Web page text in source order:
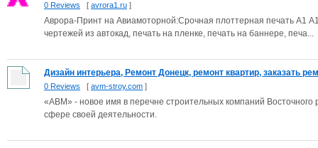
0 Reviews [ avrora1.ru ]
Аврора-Принт на Авиамоторной:Срочная плоттерная печать А1
чертежей из автокад, печать на пленке, печать на баннере, печа...
Дизайн интерьера, Ремонт Донецк, ремонт квартир, заказать
0 Reviews [ avm-stroy.com ]
«АВМ» - новое имя в перечне строительных компаний Восточного
сфере своей деятельности.